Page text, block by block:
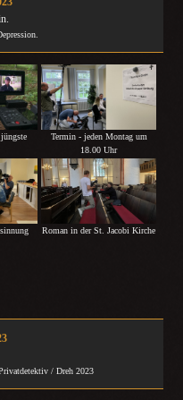
Termin - jeden Montag um
18.00 Uhr
Roman in der St. Jacobi Kirche
/ Dreh 2023